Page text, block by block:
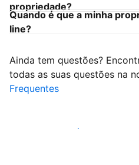
propriedade?
Quando é que a minha
line?
Ainda tem questões?
todas as suas questões na
Frequentes
Comece a receber clientes